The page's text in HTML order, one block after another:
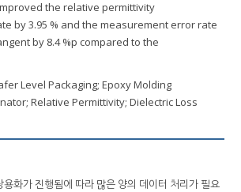
the relative permittivity
by 3.95 % and the measurement error rate
by 8.4 %p compared to the
Level Packaging; Epoxy Molding
Relative Permittivity; Dielectric Loss
화가 진행됨에 따라 많은 양의 데이터 처리가 필요